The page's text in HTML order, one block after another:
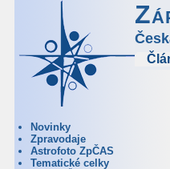
Novinky
Zpravodaje
Astrofoto ZpČAS
Tematické celky